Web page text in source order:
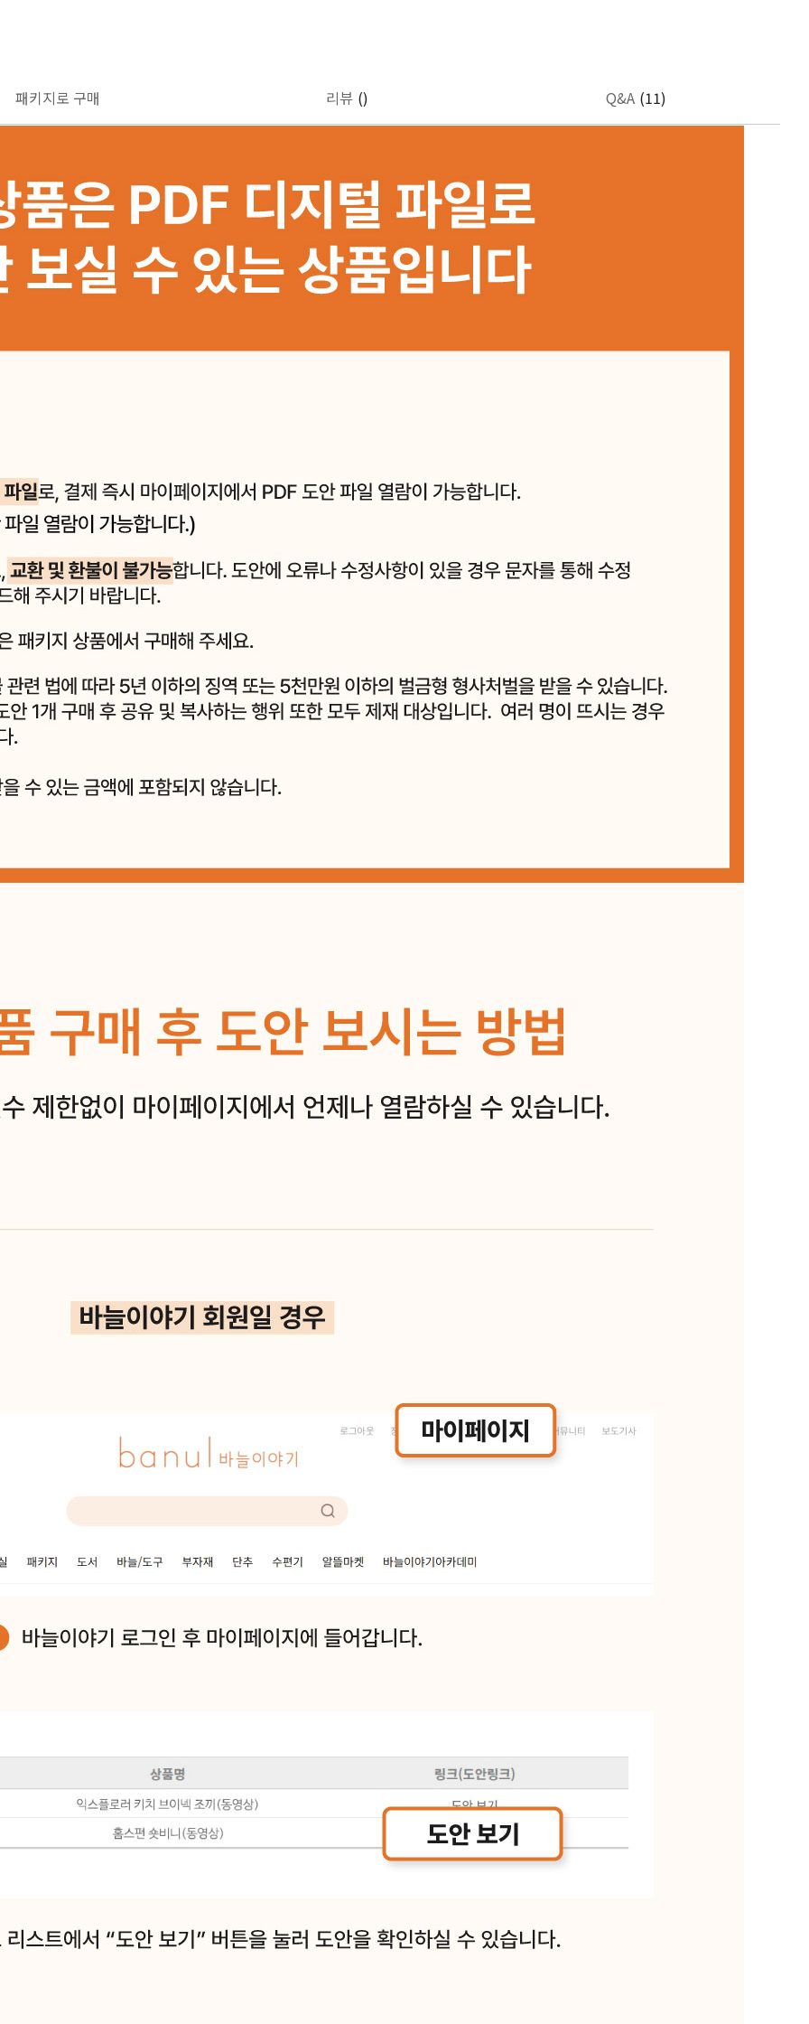
패키지로 구매 리뷰 () Q&A (11)